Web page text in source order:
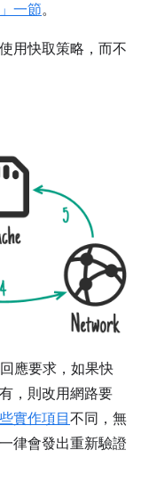
一節。
用快取策略，而不
應要求，如果快
，則改用網路要
實作項目不同，無
律會發出重新驗證